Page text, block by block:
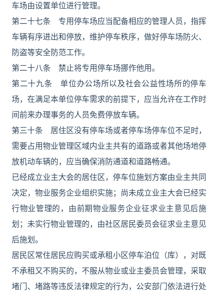
车场由设置单位进行管理。
第二十七条 专用停车场应当配备相应的管理人员，指挥
车辆有序进出和停放，维护停车秩序，做好停车场防火、
防盗等安全防范工作。
第二十八条 禁止将专用停车场挪作他用。
第二十九条 单位办公场所以及社会公益性场所的停车
场，在满足本单位停车需求的前提下，应当允许在工作时
间前来办理事务的人员免费停放车辆。
第三十条 居住区没有停车场或者停车场停车位不足时，
需要占用物业管理区域内业主共有的道路或者其他场地停
放机动车辆的，应当确保消防通道和道路畅通。
已经成立业主大会的居住区，停车位施划方案由业主共同
决定，物业服务企业组织实施；尚未成立业主大会已经实
行物业管理的，由前期物业服务企业征求业主意见后施
划；未实行物业管理的，由社区居民委员会征求业主意见
后施划。
居民区常住居民应购买或承租小区停车泊位（库），对既
不承租又不购买的，不服从物业或业主委员会管理，采取
堵门、堵路等违反法律规定的行为，公安部门依法进行处